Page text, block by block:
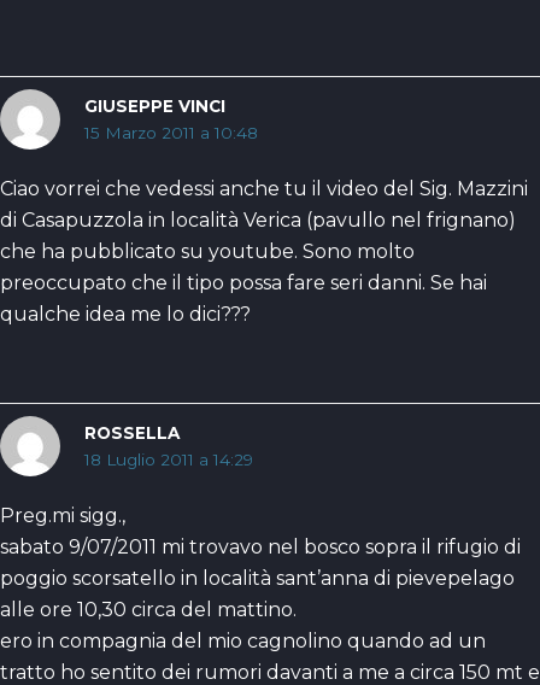
GIUSEPPE VINCI
15 Marzo 2011 a 10:48
Ciao vorrei che vedessi anche tu il video del Sig. Mazzini
di Casapuzzola in località Verica (pavullo nel frignano)
che ha pubblicato su youtube. Sono molto
preoccupato che il tipo possa fare seri danni. Se hai
qualche idea me lo dici???
ROSSELLA
18 Luglio 2011 a 14:29
Preg.mi sigg.,
sabato 9/07/2011 mi trovavo nel bosco sopra il rifugio di
poggio scorsatello in località sant’anna di pievepelago
alle ore 10,30 circa del mattino.
ero in compagnia del mio cagnolino quando ad un
tratto ho sentito dei rumori davanti a me a circa 150 mt e